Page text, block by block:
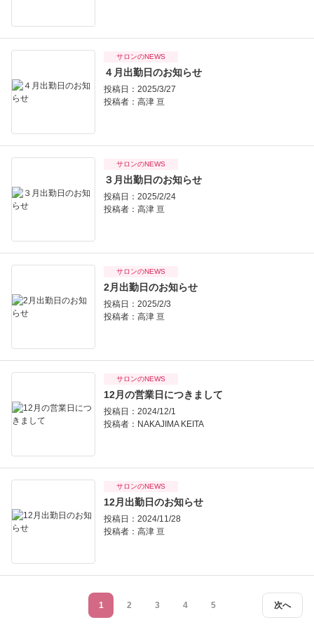
サロンのNEWS
４月出勤日のお知らせ
投稿日：2025/3/27
投稿者： 高津 亘
サロンのNEWS
３月出勤日のお知らせ
投稿日：2025/2/24
投稿者： 高津 亘
サロンのNEWS
2月出勤日のお知らせ
投稿日：2025/2/3
投稿者： 高津 亘
サロンのNEWS
12月の営業日につきまして
投稿日：2024/12/1
投稿者： NAKAJIMA KEITA
サロンのNEWS
12月出勤日のお知らせ
投稿日：2024/11/28
投稿者： 高津 亘
次へ
1 2 3 4 5